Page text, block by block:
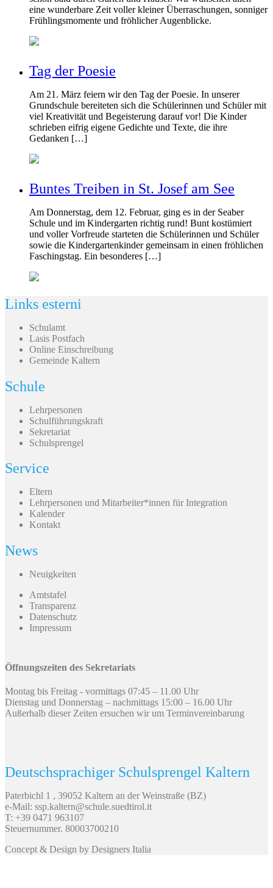
eine wunderbare Zeit voller kleiner Überraschungen, sonniger
Frühlingsmomente und fröhlicher Augenblicke.
Tag der Poesie
Am 21. März feiern wir den Tag der Poesie. In unserer
Grundschule bereiteten sich die Schülerinnen und Schüler mit
viel Kreativität und Begeisterung darauf vor! Die Kinder
schrieben eifrig eigene Gedichte und Texte, die ihre
Gedanken […]
Buntes Treiben in St. Josef am See
Am Donnerstag, dem 12. Februar, ging es in der Seaber
Schule und im Kindergarten richtig rund! Bunt kostümiert
und voller Vorfreude starteten die Schülerinnen und Schüler
sowie die Kindergartenkinder gemeinsam in einen fröhlichen
Faschingstag. Ein besonderes […]
Links esterni
Schulamt
Lasis Postfach
Online Einschreibung
Gemeinde Kaltern
Schule
Lehrpersonen
Schulführungskraft
Sekretariat
Schulsprengel
Service
Eltern
Lehrpersonen und Mitarbeiter*innen für Integration
Kalender
Kontakt
News
Neuigkeiten
Amtstafel
Transparenz
Datenschutz
Impressum
Öffnungszeiten des Sekretariats
Montag bis Freitag - vormittags 07:45 – 11.00 Uhr
Dienstag und Donnerstag – nachmittags 15:00 – 16.00 Uhr
Außerhalb dieser Zeiten ersuchen wir um Terminvereinbarung
Deutschsprachiger Schulsprengel Kaltern
Paterbichl 1 , 39052 Kaltern an der Weinstraße (BZ)
e-Mail: ssp.kaltern@schule.suedtirol.it
T: +39 0471 963107
Steuernummer. 80003700210
Concept & Design by Designers Italia